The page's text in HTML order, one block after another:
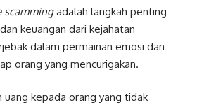
scammingadalah langkah penting
keuangan dari kejahatan
dalam permainan emosi dan
orang yang mencurigakan.
uang kepada orang yang tidak